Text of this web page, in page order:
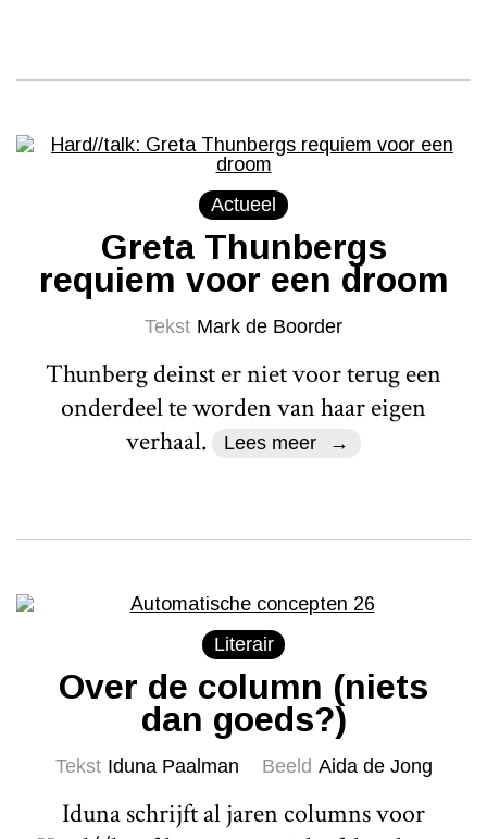
Actueel
Greta Thunbergs
requiem voor een droom
Tekst Mark de Boorder
Thunberg deinst er niet voor terug een
onderdeel te worden van haar eigen
verhaal.
Lees meer
Literair
Over de column (niets
dan goeds?)
Tekst Iduna Paalman Beeld Aida de Jong
Iduna schrijft al jaren columns voor